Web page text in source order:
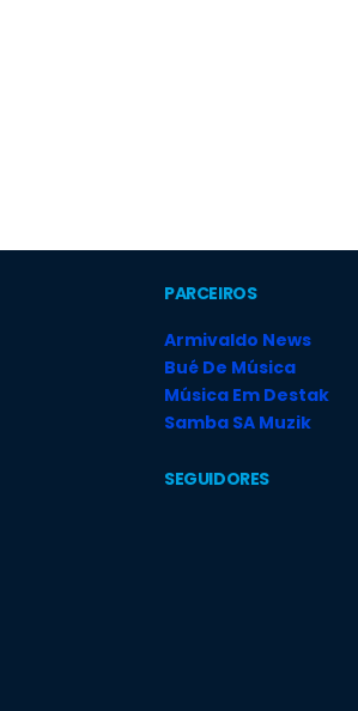
PARCEIROS
Armivaldo News
Bué De Música
Música Em Destak
Samba SA Muzik
SEGUIDORES